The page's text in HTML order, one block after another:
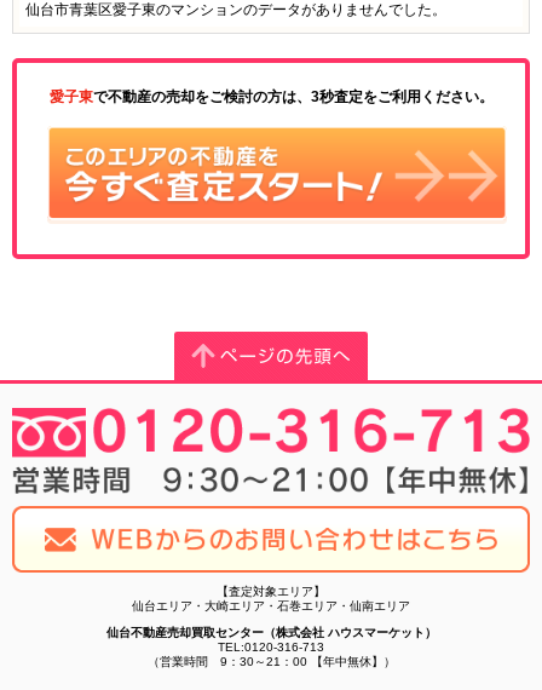
仙台市青葉区愛子東のマンションのデータがありませんでした。
愛子東で不動産の売却をご検討の方は、3秒査定をご利用ください。
【査定対象エリア】
仙台エリア・大崎エリア・石巻エリア・仙南エリア
仙台不動産売却買取センター（株式会社 ハウスマーケット）
TEL:0120-316-713
（営業時間 9：30～21：00 【年中無休】）